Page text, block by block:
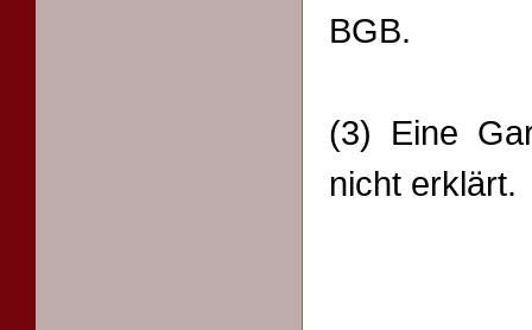
BGB.
(3) Eine
nicht erklärt.